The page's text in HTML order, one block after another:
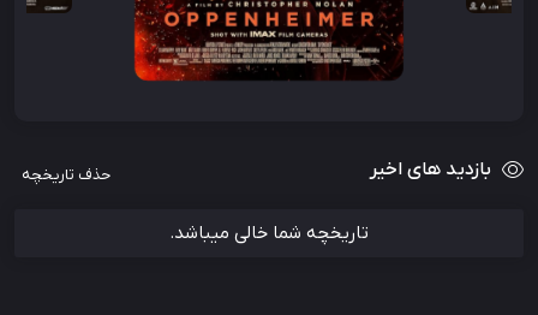
بازدید های اخیر حذف تاریخچه
تاریخچه شما خالی میباشد.